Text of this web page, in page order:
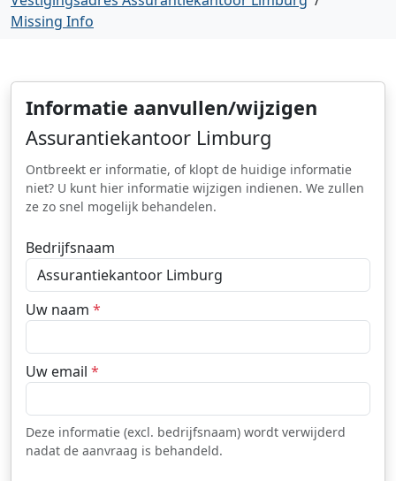
Missing Info
Informatie aanvullen/wijzigen
Assurantiekantoor Limburg
Ontbreekt er informatie, of klopt de huidige informatie
niet? U kunt hier informatie wijzigen indienen. We zullen
ze zo snel mogelijk behandelen.
Bedrijfsnaam
Uw naam *
Uw email *
Deze informatie (excl. bedrijfsnaam) wordt verwijderd
nadat de aanvraag is behandeld.